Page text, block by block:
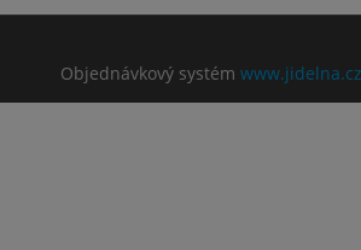
Objednávkový systém www.jidelna.cz